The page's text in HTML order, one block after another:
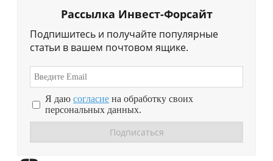
Рассылка Инвест-Форсайт
Подпишитесь и получайте популярные
статьи в вашем почтовом ящике.
Я даю согласие на обработку своих
персональных данных.